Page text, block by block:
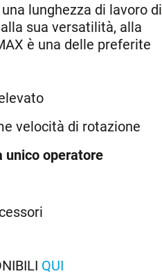
lunghezza di lavoro di
sua versatilità, alla
è una delle preferite
velocità di rotazione
unico operatore
QUI